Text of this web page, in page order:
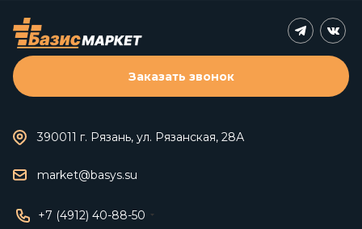
390011 г. Рязань, ул. Рязанская, 28А
market@basys.su
+7 (4912) 40-88-50
Заказать звонок